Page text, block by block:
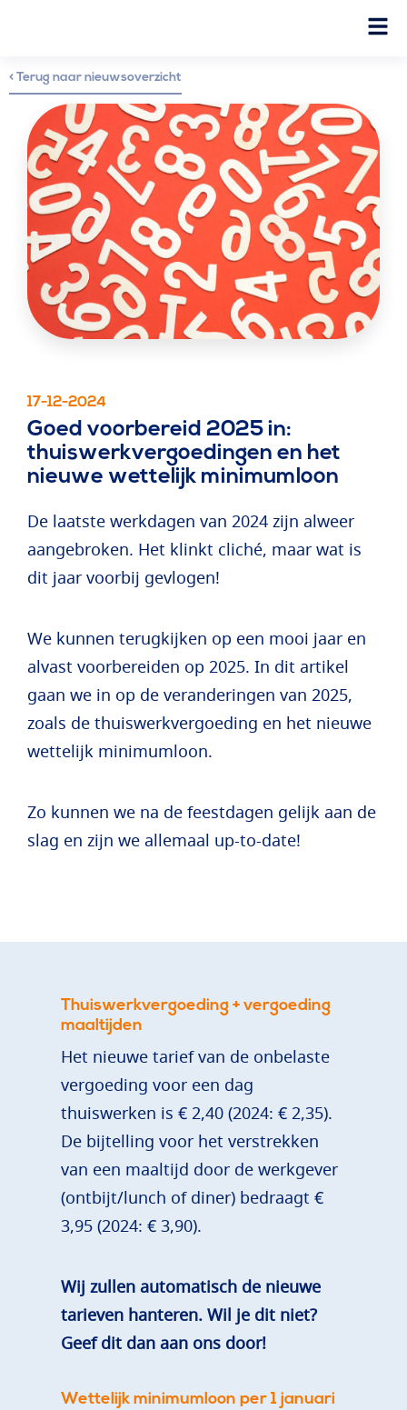
< Terug naar nieuwsoverzicht
17-12-2024
Goed voorbereid 2025 in:
thuiswerkvergoedingen en het
nieuwe wettelijk minimumloon
De laatste werkdagen van 2024 zijn alweer
aangebroken. Het klinkt cliché, maar wat is
dit jaar voorbij gevlogen!
We kunnen terugkijken op een mooi jaar en
alvast voorbereiden op 2025. In dit artikel
gaan we in op de veranderingen van 2025,
zoals de thuiswerkvergoeding en het nieuwe
wettelijk minimumloon.
Zo kunnen we na de feestdagen gelijk aan de
slag en zijn we allemaal up-to-date!
Thuiswerkvergoeding + vergoeding
maaltijden
Het nieuwe tarief van de onbelaste
vergoeding voor een dag
thuiswerken is € 2,40 (2024: € 2,35).
De bijtelling voor het verstrekken
van een maaltijd door de werkgever
(ontbijt/lunch of diner) bedraagt €
3,95 (2024: € 3,90).
Wij zullen automatisch de nieuwe
tarieven hanteren. Wil je dit niet?
Geef dit dan aan ons door!
Wettelijk minimumloon per 1 januari